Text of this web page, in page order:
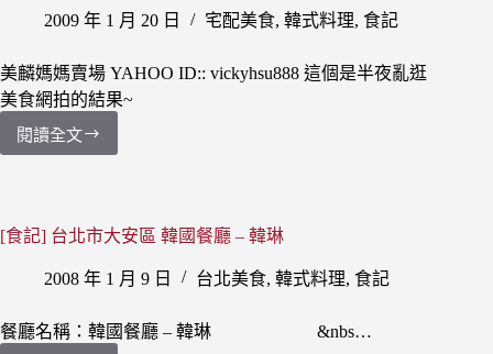
2009 年 1 月 20 日 宅配美食, 韓式料理, 食記
美麟媽媽賣場 YAHOO ID:: vickyhsu888 這個是半夜亂逛
美食網拍的結果~
閱讀全文
[食
美
媽
韓
[食記] 台北市大安區 韓國餐廳 – 韓琳
2008 年 1 月 9 日 台北美食, 韓式料理, 食記
餐廳名稱：韓國餐廳 – 韓琳 &nbs…